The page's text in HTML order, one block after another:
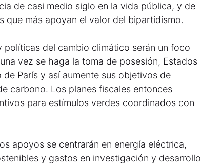
de casi medio siglo en la vida pública, y de
que más apoyan el valor del bipartidismo.
políticas del cambio climático serán un foco
vez se haga la toma de posesión, Estados
París y así aumente sus objetivos de
carbono. Los planes fiscales entonces
para estímulos verdes coordinados con
apoyos se centrarán en energía eléctrica,
y gastos en investigación y desarrollo